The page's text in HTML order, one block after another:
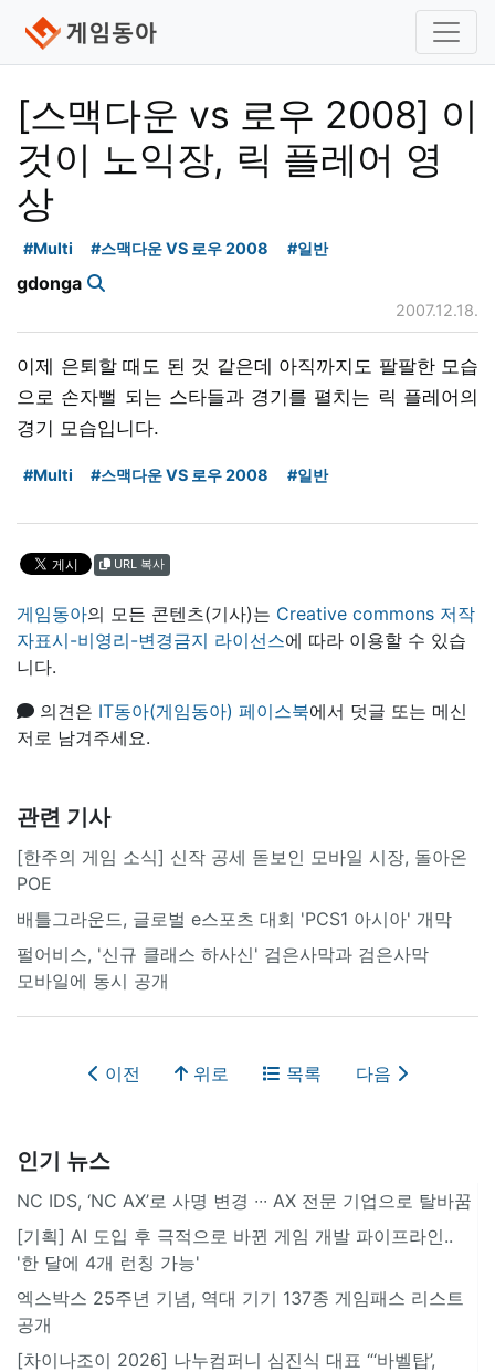
[스맥다운 vs 로우 2008] 이
것이 노익장, 릭 플레어 영
상
#Multi #스맥다운 VS 로우 2008 #일반
gdonga
2007.12.18.
이제 은퇴할 때도 된 것 같은데 아직까지도 팔팔한 모습
으로 손자뻘 되는 스타들과 경기를 펼치는 릭 플레어의
경기 모습입니다.
#Multi #스맥다운 VS 로우 2008 #일반
URL 복사
게임동아의 모든 콘텐츠(기사)는 Creative commons 저작
자표시-비영리-변경금지 라이선스에 따라 이용할 수 있습
니다.
의견은 IT동아(게임동아) 페이스북에서 덧글 또는 메신
저로 남겨주세요.
관련 기사
[한주의 게임 소식] 신작 공세 돋보인 모바일 시장, 돌아온
POE
배틀그라운드, 글로벌 e스포츠 대회 'PCS1 아시아' 개막
펄어비스, '신규 클래스 하사신' 검은사막과 검은사막
모바일에 동시 공개
이전 위로 목록 다음
인기 뉴스
NC IDS, ‘NC AX’로 사명 변경 ∙∙∙ AX 전문 기업으로 탈바꿈
[기획] AI 도입 후 극적으로 바뀐 게임 개발 파이프라인..
'한 달에 4개 런칭 가능'
엑스박스 25주년 기념, 역대 기기 137종 게임패스 리스트
공개
[차이나조이 2026] 나누컴퍼니 심진식 대표 “‘바벨탑’,